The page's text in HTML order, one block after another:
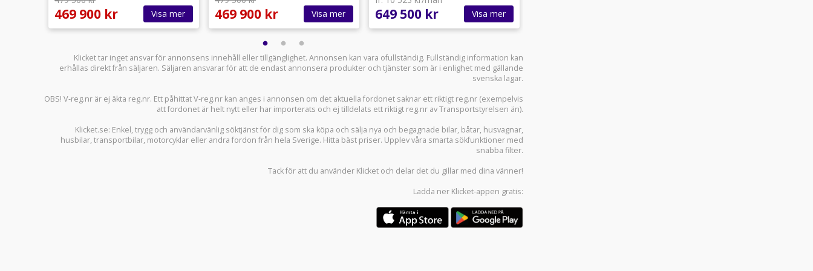
469 900 kr Visa mer 469 900 kr Visa mer 649 500 kr Visa mer
Klicket tar inget ansvar för annonsens innehåll eller tillgänglighet. Annonsen kan vara ofullständig. Fullständig information kan
erhållas direkt från säljaren. Säljaren ansvarar för att de endast annonsera produkter och tjänster som är i enlighet med gällande
svenska lagar.
OBS! V-reg.nr är ej äkta reg.nr. Ett påhittat V-reg.nr kan anges i annonsen om det aktuella fordonet saknar ett riktigt reg.nr (exempelvis
att fordonet är helt nytt eller har importerats och ej tilldelats ett riktigt reg.nr av Transportstyrelsen än).
Klicket.se: Enkel, trygg och användarvänlig söktjänst för dig som ska köpa och sälja nya och begagnade bilar, båtar, husvagnar,
husbilar,transportbilar, motorcyklar eller andra fordon från hela Sverige. Hitta bäst priser. Upplev våra smarta sökfunktioner med
snabba filter.
Tack för att du använder Klicket och delar det du gillar med dina vänner!
Ladda ner Klicket-appen gratis: